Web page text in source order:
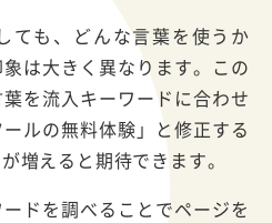
ても、どんな言葉を使うか
は大きく異なります。この
を流入キーワードに合わせ
ルの無料体験」と修正する
増えると期待できます。
ドを調べることでページを